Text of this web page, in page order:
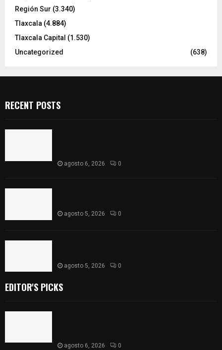
Región Sur (3.340)
Tlaxcala (4.884)
Tlaxcala Capital (1.530)
Uncategorized
(638)
RECENT POSTS
agosto 6, 2026 0
agosto 5, 2026 0
agosto 5, 2026 0
EDITOR'S PICKS
agosto 6, 2026 0